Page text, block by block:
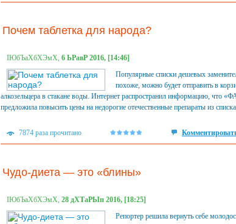
Почем таблетка для народа?
ІЮбЪаХбХЭмХ, 6 ЬРавР 2016, [14:46]
Популярные списки дешевых
похоже, можно будет отправить в
алкозельцера в стакане воды. Интернет распространил информацию, что
предложила повысить цены на недорогие отечественные препараты из
7874 раза прочитано
Чудо-диета — это «блины»
ІЮбЪаХбХЭмХ, 28 дХТаРЫп 2016, [18:25]
Репортер решила вернуть себе